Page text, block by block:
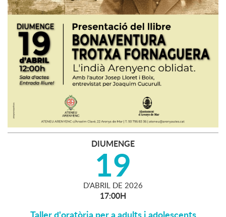
DIUMENGE
19
D'ABRIL DE 2026
17:00H